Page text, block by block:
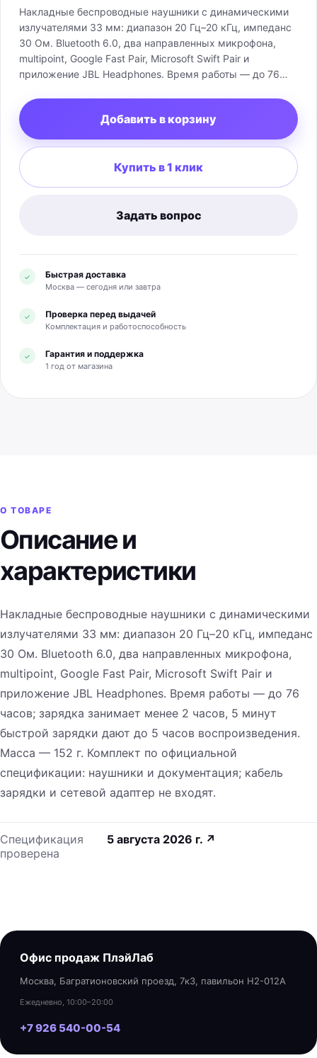
Накладные беспроводные наушники с динамическими
излучателями 33 мм: диапазон 20 Гц–20 кГц, импеданс
30 Ом. Bluetooth 6.0, два направленных микрофона,
multipoint, Google Fast Pair, Microsoft Swift Pair и
приложение JBL Headphones. Время работы — до 76
быстрой зарядки дают до 5 часов воспроизведения.
Масса — 152 г. Комплект по официальной
спецификации: наушники и документация; кабель
зарядки и сетевой адаптер не входят.
Добавить в корзину
Купить в 1 клик
Задать вопрос
✓ Быстрая доставка
Москва — сегодня или завтра
✓ Проверка перед выдачей
Комплектация и работоспособность
✓ Гарантия и поддержка
1 год от магазина
О ТОВАРЕ
Описание и
характеристики
Накладные беспроводные наушники с динамическими
излучателями 33 мм: диапазон 20 Гц–20 кГц, импеданс
30 Ом. Bluetooth 6.0, два направленных микрофона,
multipoint, Google Fast Pair, Microsoft Swift Pair и
приложение JBL Headphones. Время работы — до 76
часов; зарядка занимает менее 2 часов, 5 минут
быстрой зарядки дают до 5 часов воспроизведения.
Масса — 152 г. Комплект по официальной
спецификации: наушники и документация; кабель
зарядки и сетевой адаптер не входят.
Спецификация
проверена
5 августа 2026 г. ↗
Офис продаж ПлэйЛаб
Москва, Багратионовский проезд, 7к3, павильон H2-012A
Ежедневно, 10:00–20:00
+7 926 540-00-54